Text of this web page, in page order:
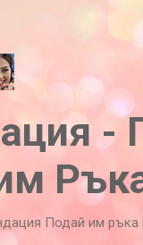
към основното
-
Подай им ръка